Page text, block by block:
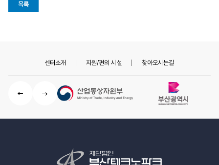
목록
센터소개 지원/편의 시설 찾아오시는길